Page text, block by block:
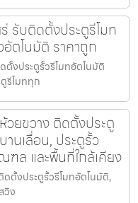
รับติดตั้งประตูรีโมท
ตโนมัติ ราคาถูก
ตั้งประตูรั้วรีโมทอัตโนมัติ
รีโมททุก
ยขวาง ติดตั้งประตู
นเลื่อน, ประตูรั้ว
ล และพื้นที่ใกล้เคียง
ตั้งประตูรั้วรีโมทอัตโนมัติ,
วิง